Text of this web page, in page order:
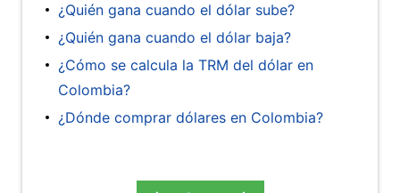
¿Quién gana cuando el dólar sube?
¿Quién gana cuando el dólar baja?
¿Cómo se calcula la TRM del dólar en
Colombia?
¿Dónde comprar dólares en Colombia?